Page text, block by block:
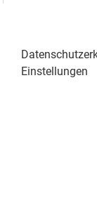
Einstellungen